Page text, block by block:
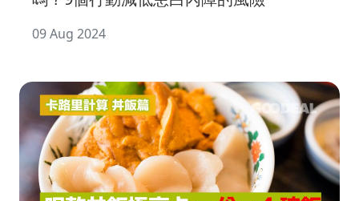
09 Aug 2024